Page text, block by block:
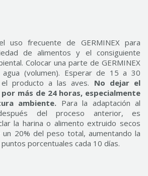
uso frecuente de GERMINEX para
de alimentos y el consiguiente
Colocar una parte de GERMINEX
(volumen). Esperar de 15 a 30
producto a las aves. No dejar el
más de 24 horas, especialmente
ambiente. Para la adaptación al
del proceso anterior, es
la harina o alimento extruido secos
20% del peso total, aumentando la
porcentuales cada 10 días.